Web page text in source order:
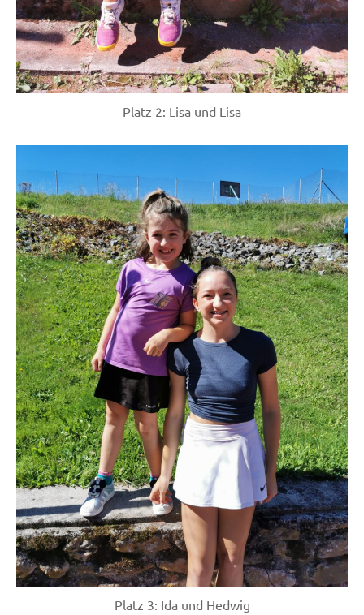
Platz 2: Lisa und Lisa
Platz 3: Ida und Hedwig